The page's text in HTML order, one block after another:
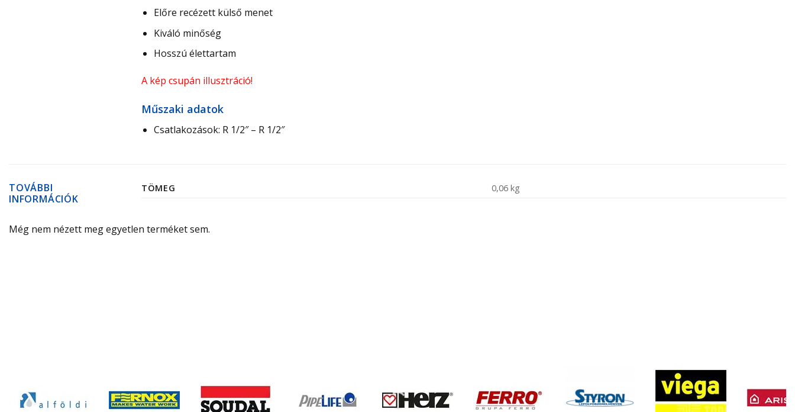
Előre recézett külső menet
Kiváló minőség
Hosszú élettartam
A kép csupán illusztráció!
Műszaki adatok
Csatlakozások: R 1/2″ – R 1/2″
TOVÁBBI
INFORMÁCIÓK
TÖMEG 0,06 kg
Még nem nézett meg egyetlen terméket sem.